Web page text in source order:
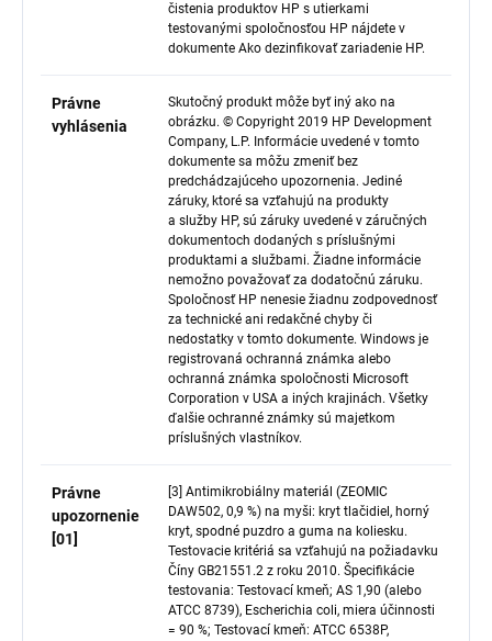
čistenia produktov HP s utierkami
testovanými spoločnosťou HP nájdete v
dokumente Ako dezinfikovať zariadenie HP.
Právne
vyhlásenia
Skutočný produkt môže byť iný ako na
obrázku. © Copyright 2019 HP Development
Company, L.P. Informácie uvedené v tomto
dokumente sa môžu zmeniť bez
predchádzajúceho upozornenia. Jediné
záruky, ktoré sa vzťahujú na produkty
a služby HP, sú záruky uvedené v záručných
dokumentoch dodaných s príslušnými
produktami a službami. Žiadne informácie
nemožno považovať za dodatočnú záruku.
Spoločnosť HP nenesie žiadnu zodpovednosť
za technické ani redakčné chyby či
nedostatky v tomto dokumente. Windows je
registrovaná ochranná známka alebo
ochranná známka spoločnosti Microsoft
Corporation v USA a iných krajinách. Všetky
ďalšie ochranné známky sú majetkom
príslušných vlastníkov.
Právne
upozornenie
[01]
[3] Antimikrobiálny materiál (ZEOMIC
DAW502, 0,9 %) na myši: kryt tlačidiel, horný
kryt, spodné puzdro a guma na koliesku.
Testovacie kritériá sa vzťahujú na požiadavku
Číny GB21551.2 z roku 2010. Špecifikácie
testovania: Testovací kmeň; AS 1,90 (alebo
ATCC 8739), Escherichia coli, miera účinnosti
= 90 %; Testovací kmeň: ATCC 6538P,